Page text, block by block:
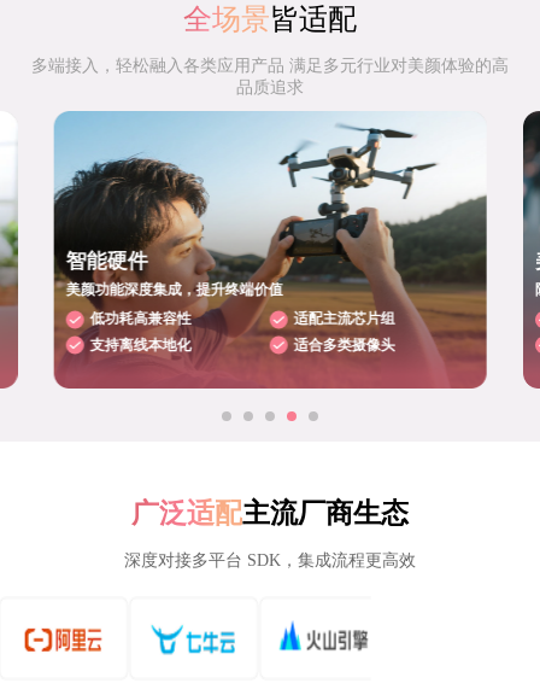
全场景皆适配
多端接入，轻松融入各类应用产品 满足多元行业对美颜体验的高
品质追求
智能硬件
美颜功能深度集成，提升终端价值
低功耗高兼容性
适配主流芯片组
支持离线本地化
适合多类摄像头
广泛适配主流厂商生态
深度对接多平台 SDK，集成流程更高效